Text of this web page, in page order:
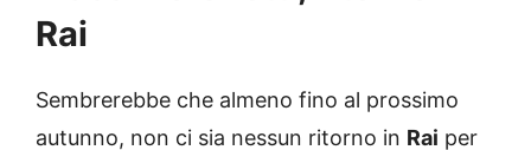
Rai
Sembrerebbe che almeno fino al prossimo
autunno, non ci sia nessun ritorno in Rai